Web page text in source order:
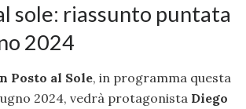
sole: riassunto puntata
2024
Posto al Sole, in programma questa
2024, vedrà protagonista Diego